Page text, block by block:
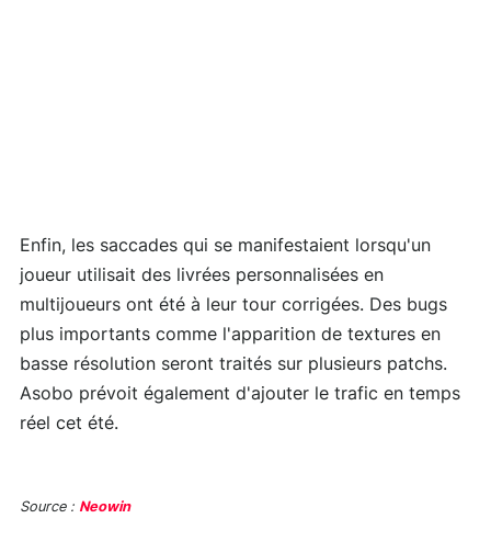
Enfin, les saccades qui se manifestaient lorsqu'un
joueur utilisait des livrées personnalisées en
multijoueurs ont été à leur tour corrigées. Des bugs
plus importants comme l'apparition de textures en
basse résolution seront traités sur plusieurs patchs.
Asobo prévoit également d'ajouter le trafic en temps
réel cet été.
Source : Neowin